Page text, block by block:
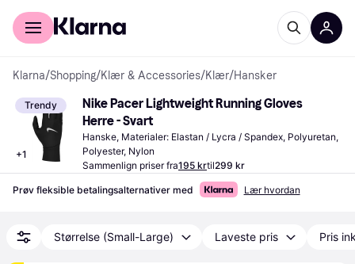
For kunder
Klarna/Shopping/Klær & Accessories/Klær/Hansker
Trendy
+1
Nike Pacer Lightweight Running Gloves
Herre - Svart
Hanske, Materialer: Elastan / Lycra / Spandex, Polyuretan,
Polyester, Nylon
Sammenlign priser fra195 krtil299 kr
Prøv fleksible betalingsalternativer med Lær hvordan
Størrelse (Small-Large) Laveste pris Pris